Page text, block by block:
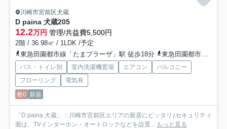
川崎市宮前区犬蔵
D paina 犬蔵205
12.2万円 管理/共益費5,500円
2階 / 36.98㎡ / 1LDK /予定
東急田園都市線「たまプラーザ」駅 徒歩18分
東急田園都市線「鷺沼」駅 徒歩25分
バス・トイレ別 室内洗濯機置場 エアコン
バルコニー
フローリング
電気有
敷0 新築
「D paina 犬蔵」：川崎市宮前区エリアの新居にピッタリ♪セキュリティ
面は、TVインターホン・オートロックなどを設置... もっと見る